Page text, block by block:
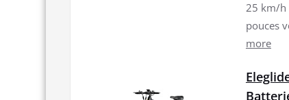
25 km/h
pouces
more